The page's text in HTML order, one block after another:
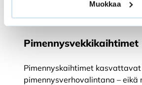
Muokkaa
verhojen reunasta sisään.
Pimennysvekkikaihtimet
Pimennyskaihtimet
pimennysverhovalintana – eikä